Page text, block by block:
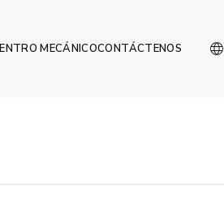
MECÁNICOCONTÁCTENOS